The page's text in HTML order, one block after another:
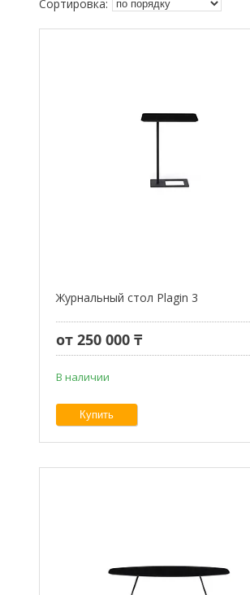
Журнальный стол Plagin 3
от 250 000 ₸
В наличии
Купить